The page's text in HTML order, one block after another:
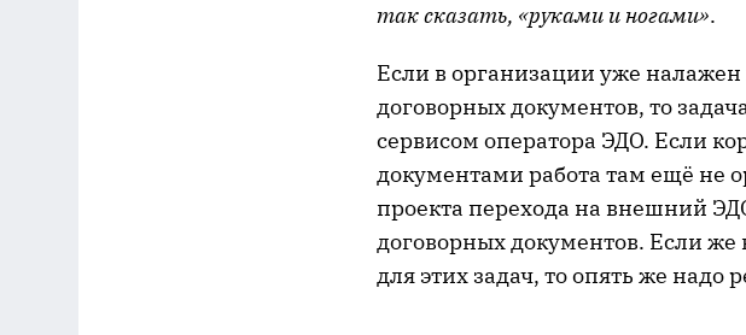
так сказать, «руками и ногами».
Если в организации уже
договорных документов, то
сервисом оператора ЭДО. Если
документами работа там ещё не
проекта перехода на внешний
договорных документов. Если
для этих задач, то опять же надо